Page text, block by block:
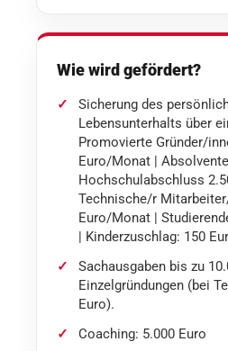
Wie wird gefördert?
Sicherung des
Lebensunterhalts über
Promovierte Gründer/
Euro/Monat |
Hochschulabschluss
Technische/r
Euro/Monat |
| Kinderzuschlag: 150
Sachausgaben bis zu
Einzelgründungen (bei
Euro).
Coaching: 5.000 Euro